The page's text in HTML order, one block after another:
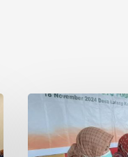
Asian
&
Tanoto